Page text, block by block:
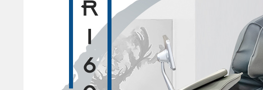
Bỏ túi 7 cách nhảy
dây giảm mỡ bụng
hiệu quả cực nhanh
tại nhà
Sau khi ăn xong nên
làm gì để bụng